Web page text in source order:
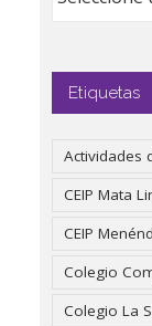
Etiquetas
Actividades
CEIP Mata
CEIP
Colegio
Colegio La